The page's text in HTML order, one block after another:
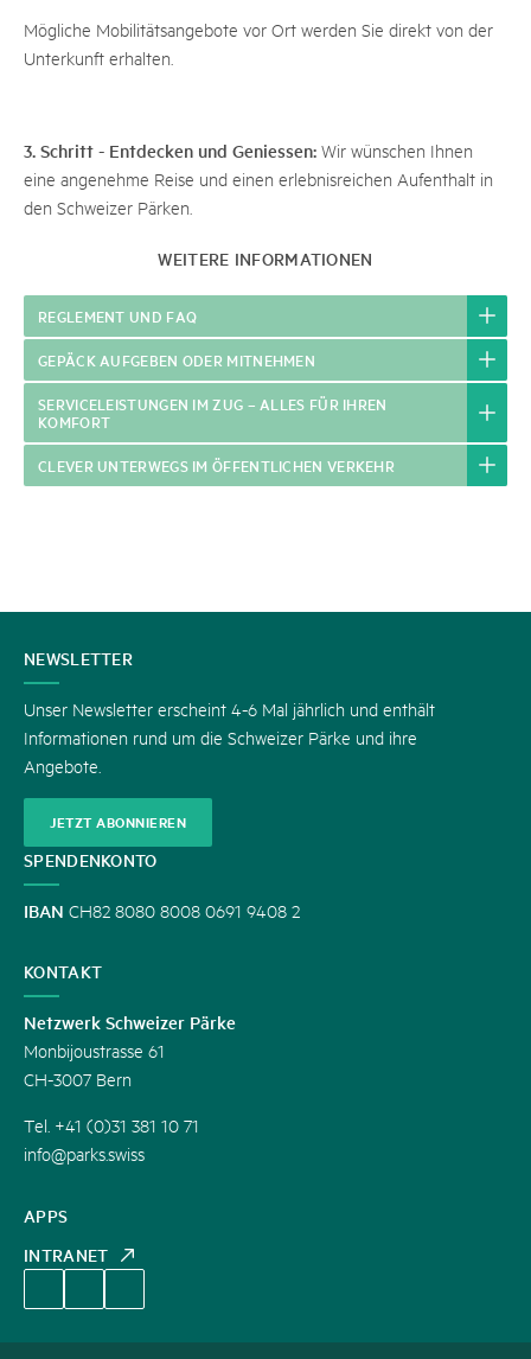
Mögliche Mobilitätsangebote vor Ort werden Sie direkt von der
Unterkunft erhalten.
3. Schritt - Entdecken und Geniessen: Wir wünschen Ihnen
eine angenehme Reise und einen erlebnisreichen Aufenthalt in
den Schweizer Pärken.
WEITERE INFORMATIONEN
REGLEMENT UND FAQ
GEPÄCK AUFGEBEN ODER MITNEHMEN
SERVICELEISTUNGEN IM ZUG – ALLES FÜR IHREN
KOMFORT
CLEVER UNTERWEGS IM ÖFFENTLICHEN VERKEHR
KONTAKT
APPS
INTRANET
NEWSLETTER
Unser Newsletter erscheint 4-6 Mal jährlich und enthält
Informationen rund um die Schweizer Pärke und ihre
Angebote.
JETZT ABONNIEREN
SPENDENKONTO
IBAN CH82 8080 8008 0691 9408 2
KONTAKT
Netzwerk Schweizer Pärke
Monbijoustrasse 61
CH-3007 Bern
Tel. +41 (0)31 381 10 71
info@parks.swiss